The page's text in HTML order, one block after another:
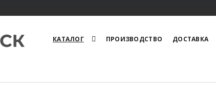
КАТАЛОГ ПРОИЗВОДСТВО ДОСТАВКА